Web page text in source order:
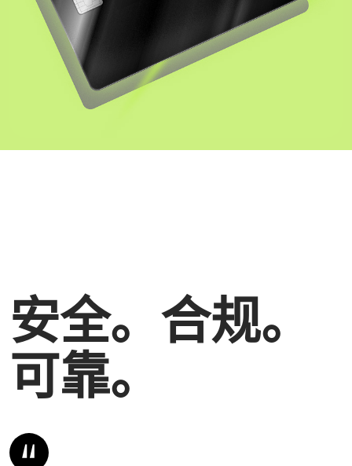
安全。合规。
可靠。